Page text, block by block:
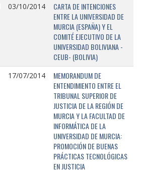
03/10/2014
CARTA DE INTENCIONES
ENTRE LA UNIVERSIDAD DE
MURCIA (ESPAÑA) Y EL
COMITÉ EJECUTIVO DE LA
UNIVERSIDAD BOLIVIANA -
CEUB- (BOLIVIA)
17/07/2014
MEMORANDUM DE
ENTENDIMIENTO ENTRE EL
TRIBUNAL SUPERIOR DE
JUSTICIA DE LA REGIÓN DE
MURCIA Y LA FACULTAD DE
INFORMÁTICA DE LA
UNIVERSIDAD DE MURCIA:
PROMOCIÓN DE BUENAS
PRÁCTICAS TECNOLÓGICAS
EN JUSTICIA